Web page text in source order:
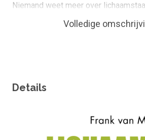
Niemand weet meer over
Nederlands bekendste
trainingen en presentaties en is de
beinvloeden; lichaamstaal; luisteren;
Volledige
Details